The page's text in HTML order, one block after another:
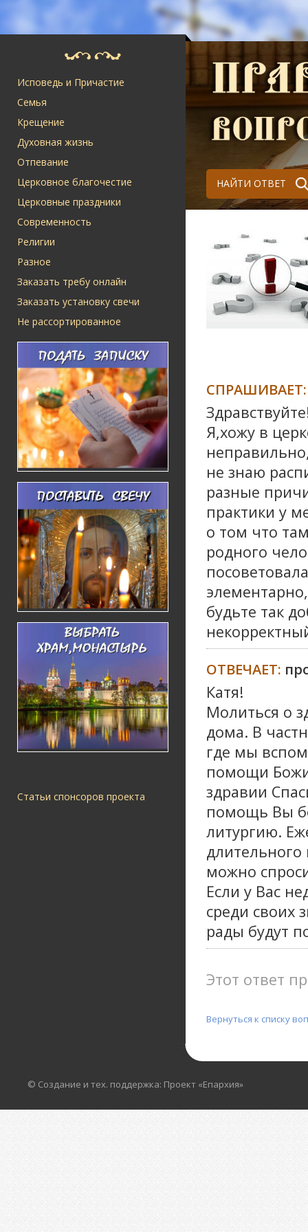
Исповедь и Причастие
Семья
Крещение
Духовная жизнь
Отпевание
Церковное благочестие
Церковные праздники
Современность
Религии
Разное
Заказать требу онлайн
Заказать установку свечи
Не рассортированное
Статьи спонсоров проекта
НАЙТИ ОТВЕТ
СПРАШИВАЕТ:
Я,хожу в
не знаю
разные
практики у
о том что
родного
будьте так
ОТВЕЧАЕТ:
Катя!
Молиться о
дома. В
где мы
помощи
здравии
помощь Вы
литургию.
длительного
можно
Если у Вас
среди своих
рады будут
Этот ответ
Вернуться к списку
© Создание и тех. поддержка: Проект «Епархия»